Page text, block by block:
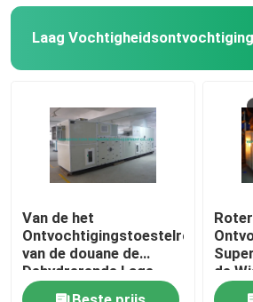
Van de het
Ontvochtigingstoestelrotor
van de douane de
Dehydrerende Lage
Vochtigheid Industriële
de